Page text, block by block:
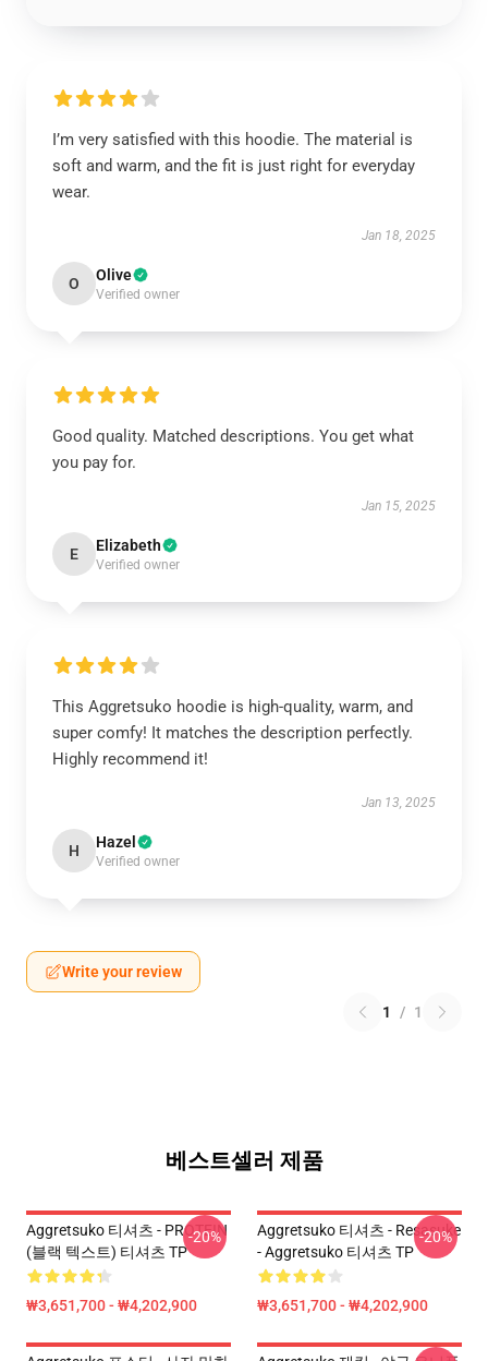
I’m very satisfied with this hoodie. The material is
soft and warm, and the fit is just right for everyday
wear.
Jan 18, 2025
O Olive
Verified owner
Good quality. Matched descriptions. You get what
you pay for.
Jan 15, 2025
E Elizabeth
Verified owner
This Aggretsuko hoodie is high-quality, warm, and
super comfy! It matches the description perfectly.
Highly recommend it!
Jan 13, 2025
H Hazel
Verified owner
Write your review
1 / 1
베스트셀러 제품
Aggretsuko 티셔츠 - PROTEIN
(블랙 텍스트) 티셔츠 TP
₩3,651,700 - ₩4,202,900
-20%
Aggretsuko 티셔츠 - Resasuke
- Aggretsuko 티셔츠 TP
₩3,651,700 - ₩4,202,900
-20%